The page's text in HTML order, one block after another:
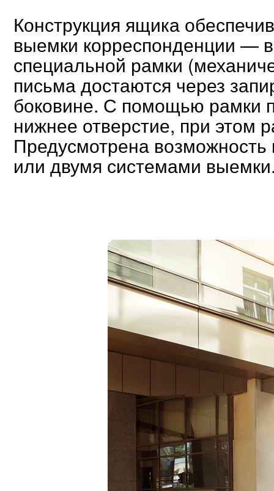
Конструкция ящика
выемки корреспонденции —
специальной рамки
письма достаются через
боковине. С помощью рамки
нижнее отверстие, при этом
Предусмотрена возможность
или двумя системами